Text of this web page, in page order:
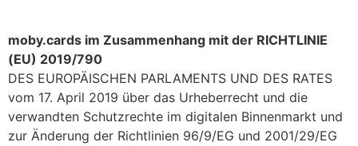
moby.cards im Zusammenhang mit der RICHTLINIE
(EU) 2019/790
DES EUROPÄISCHEN PARLAMENTS UND DES RATES
vom 17. April 2019 über das Urheberrecht und die
verwandten Schutzrechte im digitalen Binnenmarkt und
zur Änderung der Richtlinien 96/9/EG und 2001/29/EG